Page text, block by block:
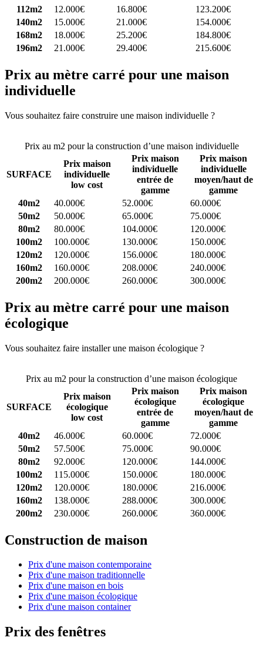
112m2
12.000€ 16.800€
123.200€
140m2
15.000€ 21.000€
154.000€
168m2
18.000€ 25.200€
184.800€
196m2
21.000€ 29.400€ 215.600€
Prix au mètre carré pour une maison
individuelle
Vous souhaitez faire construire une maison individuelle ?
Prix au m2 pour la construction d’une maison individuelle
SURFACE
Prix maison
individuelle
low cost
Prix maison
individuelle
entrée de
gamme
Prix maison
individuelle
moyen/haut de
gamme
40m2
40.000€ 52.000€
60.000€
50m2
50.000€ 65.000€
75.000€
80m2
80.000€ 104.000€
120.000€
100m2
100.000€ 130.000€
150.000€
120m2
120.000€ 156.000€
180.000€
160m2
160.000€ 208.000€
240.000€
200m2
200.000€ 260.000€ 300.000€
Prix au mètre carré pour une maison
écologique
Vous souhaitez faire installer une maison écologique ?
Prix au m2 pour la construction d’une maison écologique
SURFACE
Prix maison
écologique
low cost
Prix maison
écologique
entrée de
gamme
Prix maison
écologique
moyen/haut de
gamme
40m2
46.000€ 60.000€
72.000€
50m2
57.500€ 75.000€
90.000€
80m2
92.000€ 120.000€
144.000€
100m2
115.000€ 150.000€
180.000€
120m2
120.000€ 180.000€
216.000€
160m2
138.000€ 288.000€
300.000€
200m2
230.000€ 260.000€ 360.000€
Construction de maison
Prix d'une maison contemporaine
Prix d'une maison traditionnelle
Prix d'une maison en bois
Prix d'une maison écologique
Prix d'une maison container
Prix des fenêtres